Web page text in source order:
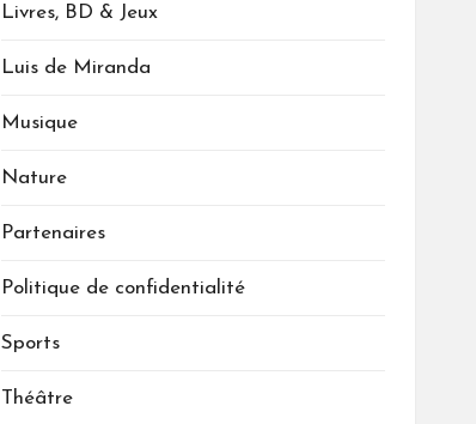
Livres, BD & Jeux
Luis de Miranda
Musique
Nature
Partenaires
Politique de confidentialité
Sports
Théâtre